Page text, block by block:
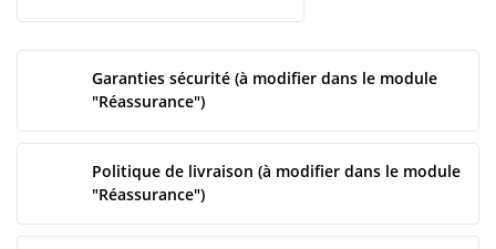
Garanties sécurité (à modifier dans le module
"Réassurance")
Politique de livraison (à modifier dans le module
"Réassurance")